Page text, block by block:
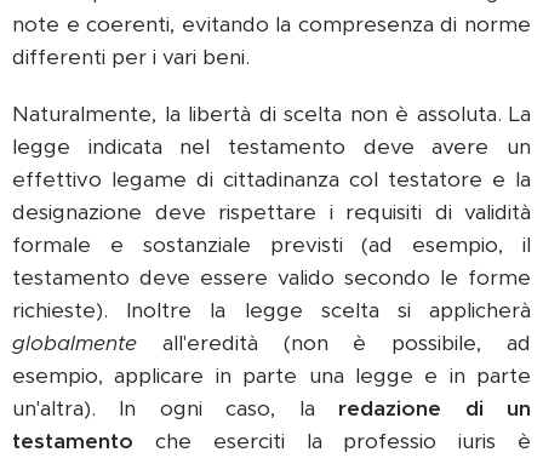
note e coerenti, evitando la compresenza di norme
differenti per i vari beni.
Naturalmente, la libertà di scelta non è assoluta. La
legge indicata nel testamento deve avere un
effettivo legame di cittadinanza col testatore e la
designazione deve rispettare i requisiti di validità
formale e sostanziale previsti (ad esempio, il
testamento deve essere valido secondo le forme
richieste). Inoltre la legge scelta si applicherà
globalmente all'eredità (non è possibile, ad
esempio, applicare in parte una legge e in parte
un'altra). In ogni caso, la redazione di un
testamento che eserciti la professio iuris è